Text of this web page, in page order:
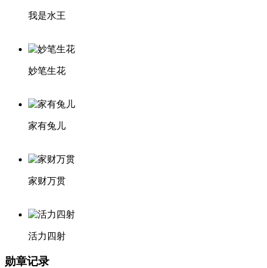
我是水王
妙笔生花
家有兔儿
家财万贯
活力四射
勋章记录